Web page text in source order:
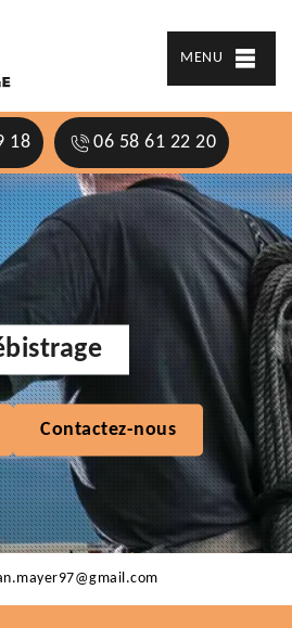
MENU
18 06 58 61 22 20
Contactez-nous